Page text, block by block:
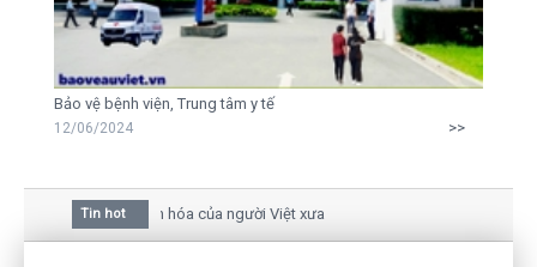
Bảo vệ bệnh viện, Trung tâm y tế
12/06/2024 >>
Tin hot
hoa mai trong văn hóa của người Việt xưa
giữa bức thư gửi mẹ của người... tử tù và của CEO